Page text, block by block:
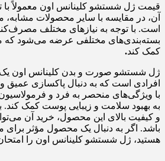
قیمت ژل شستشو کلینانس اون معمولاً با
آن، در مقایسه با سایر محصولات
است. با توجه به نیازهای مختلف
بسته‌بندی‌های مختلفی عرضه می‌شود که
کمک کند.
ژل شستشو صورت و بدن کلینانس اون
افرادی است که به دنبال پاکسازی عمیق
با ویژگی‌های منحصر به فرد و فرمولاسیون
به بهبود سلامت و زیبایی پوست کمک
و کیفیت بالای این محصول، خرید آن
باشد. اگر به دنبال یک محصول مؤثر
هستید، ژل شستشو کلینانس اون را